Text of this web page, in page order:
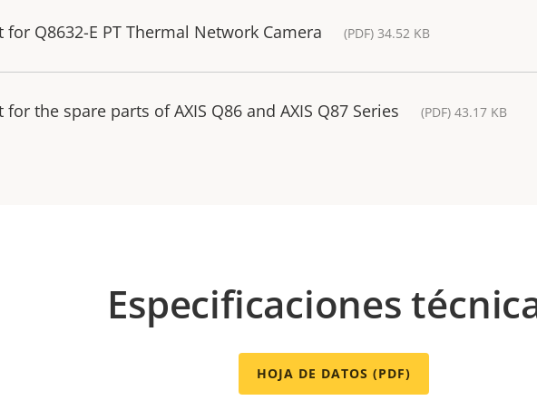
for Q8632-E PT Thermal Network Camera (PDF) 34.52 KB
for the spare parts of AXIS Q86 and AXIS Q87 Series (PDF) 43.17 KB
Especificaciones
HOJA DE DATOS (PDF)